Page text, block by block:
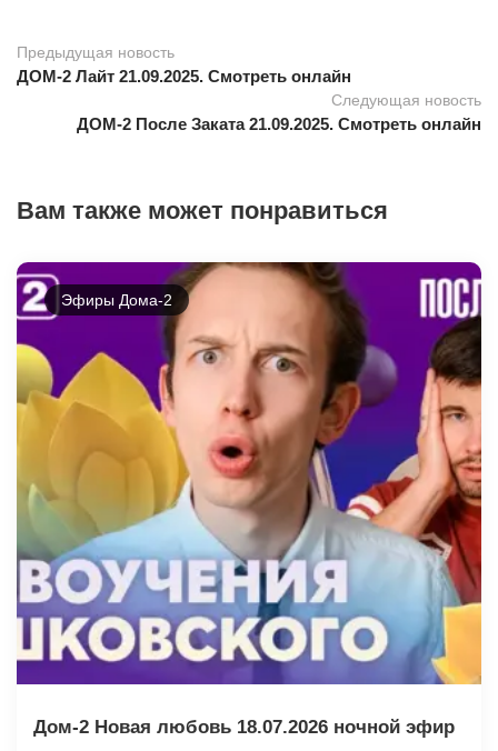
Предыдущая новость
ДОМ-2 Лайт 21.09.2025. Смотреть онлайн
Следующая новость
ДОМ-2 После Заката 21.09.2025. Смотреть онлайн
Вам также может понравиться
Эфиры Дома-2
Дом-2 Новая любовь 18.07.2026 ночной эфир